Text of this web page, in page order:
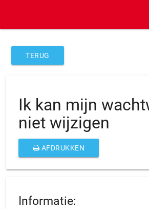
TERUG
Ik kan mijn
niet wijzigen
AFDRUKKEN
Informatie: